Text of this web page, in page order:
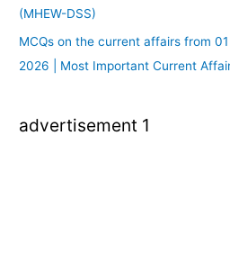
(MHEW-DSS)
MCQs on the current affairs from
2026 | Most Important Current
advertisement 1